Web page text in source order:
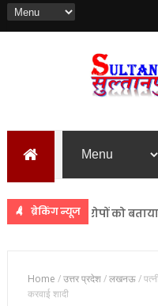
ब्रेकिंग न्यूज
सिंह ने आरोपों को बताया
Home /उत्तर प्रदेश/लखनऊ/
करवाई शादी